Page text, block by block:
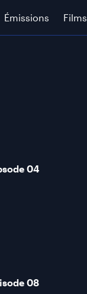
Émissions Films
04
08